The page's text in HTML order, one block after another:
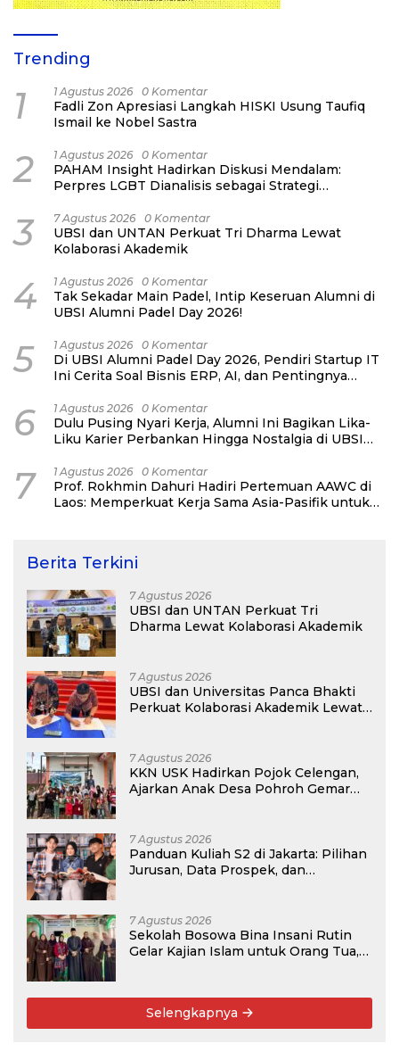
Trending
1 1 Agustus 2026 0 Komentar
Fadli Zon Apresiasi Langkah HISKI Usung Taufiq
Ismail ke Nobel Sastra
2 1 Agustus 2026 0 Komentar
PAHAM Insight Hadirkan Diskusi Mendalam:
Perpres LGBT Dianalisis sebagai Strategi
3 7 Agustus 2026 0 Komentar
UBSI dan UNTAN Perkuat Tri Dharma Lewat
Kolaborasi Akademik
4 1 Agustus 2026 0 Komentar
Tak Sekadar Main Padel, Intip Keseruan Alumni di
UBSI Alumni Padel Day 2026!
5 1 Agustus 2026 0 Komentar
Di UBSI Alumni Padel Day 2026, Pendiri Startup IT
Ini Cerita Soal Bisnis ERP, AI, dan Pentingnya
6 1 Agustus 2026 0 Komentar
Dulu Pusing Nyari Kerja, Alumni Ini Bagikan Lika-
Liku Karier Perbankan Hingga Nostalgia di UBSI
7 1 Agustus 2026 0 Komentar
Prof. Rokhmin Dahuri Hadiri Pertemuan AAWC di
Laos: Memperkuat Kerja Sama Asia-Pasifik untuk
Berita Terkini
7 Agustus 2026
UBSI dan UNTAN Perkuat Tri
Dharma Lewat Kolaborasi Akademik
7 Agustus 2026
UBSI dan Universitas Panca Bhakti
Perkuat Kolaborasi Akademik Lewat
7 Agustus 2026
KKN USK Hadirkan Pojok Celengan,
Ajarkan Anak Desa Pohroh Gemar
7 Agustus 2026
Panduan Kuliah S2 di Jakarta: Pilihan
Jurusan, Data Prospek, dan
7 Agustus 2026
Sekolah Bosowa Bina Insani Rutin
Gelar Kajian Islam untuk Orang Tua,
Selengkapnya